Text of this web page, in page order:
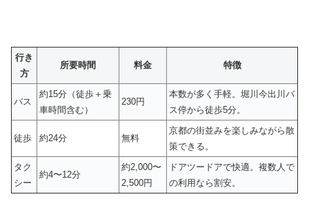
行き
方
所要時間 料金 特徴
バス
約15分（徒歩＋乗
車時間含む）
230円
本数が多く手軽。堀川今出川バ
ス停から徒歩5分。
徒歩 約24分 無料
京都の街並みを楽しみながら散
策できる。
タク
シー
約4〜12分
約2,000〜
2,500円
ドアツードアで快適。複数人で
の利用なら割安。